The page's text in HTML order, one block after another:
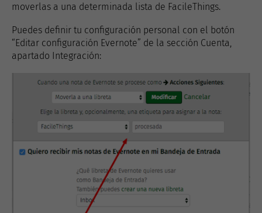
moverlas a una determinada lista de FacileThings.
Puedes definir tu configuración personal con el botón
“Editar configuración Evernote” de la sección Cuenta,
apartado Integración: